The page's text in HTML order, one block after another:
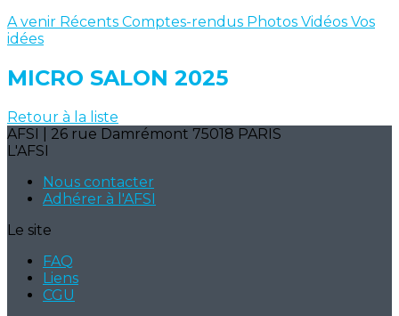
A venir Récents Comptes-rendus Photos Vidéos Vos
idées
MICRO SALON 2025
Retour à la liste
AFSI | 26 rue Damrémont 75018 PARIS
L'AFSI
Nous contacter
Adhérer à l'AFSI
Le site
FAQ
Liens
CGU